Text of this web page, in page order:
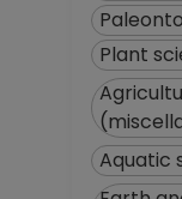
Plant
Aquatic